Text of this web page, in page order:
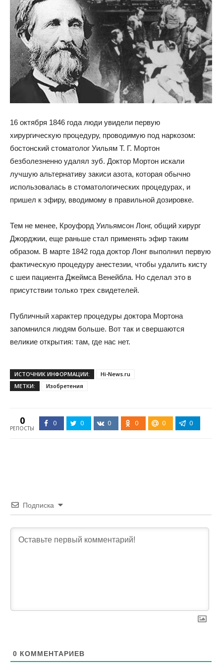
16 октября 1846 года люди увидели первую
хирургическую процедуру, проводимую под наркозом:
бостонский стоматолог Уильям Т. Г. Мортон
безболезненно удалял зуб. Доктор Мортон искали
лучшую альтернативу закиси азота, которая обычно
использовалась в стоматологических процедурах, и
пришел к эфиру, вводимому в правильной дозировке.
Тем не менее, Кроуфорд Уильямсон Лонг, общий хирург
Джорджии, еще раньше стал применять эфир таким
образом. В марте 1842 года доктор Лонг выполнил первую
фактическую процедуру анестезии, чтобы удалить кисту
с шеи пациента Джеймса Венейбла. Но сделал это в
присутствии только трех свидетелей.
Публичный характер процедуры доктора Мортона
запомнился людям больше. Вот так и свершаются
великие открытия: там, где нас нет.
ИСТОЧНИК ИНФОРМАЦИИ:
Hi-News.ru
МЕТКИ:
Изобретения
0
РЕПОСТЫ
0 0 0 0 0 0
Подписка
0 КОММЕНТАРИЕВ